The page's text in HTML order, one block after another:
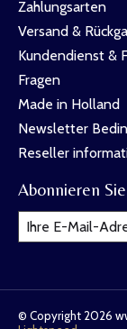
Zahlungsarten
Versand &
Kundendienst &
Fragen
Made in Holland
Newsletter
Reseller
Abonnieren
© Copyright 2026